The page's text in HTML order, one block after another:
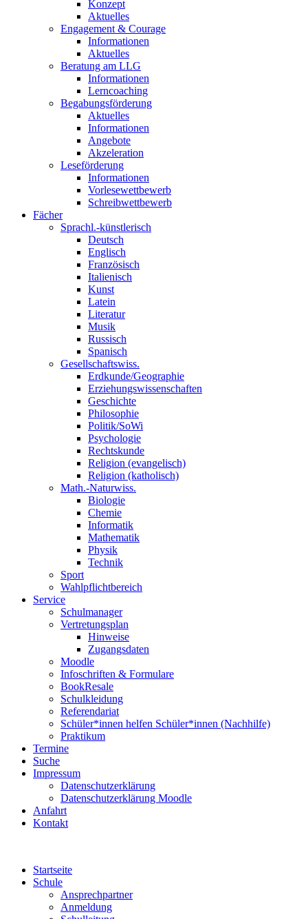
Konzept
Aktuelles
Engagement & Courage
Informationen
Aktuelles
Beratung am LLG
Informationen
Lerncoaching
Begabungsförderung
Aktuelles
Informationen
Angebote
Akzeleration
Leseförderung
Informationen
Vorlesewettbewerb
Schreibwettbewerb
Fächer
Sprachl.-künstlerisch
Deutsch
Englisch
Französisch
Italienisch
Kunst
Latein
Literatur
Musik
Russisch
Spanisch
Gesellschaftswiss.
Erdkunde/Geographie
Erziehungswissenschaften
Geschichte
Philosophie
Politik/SoWi
Psychologie
Rechtskunde
Religion (evangelisch)
Religion (katholisch)
Math.-Naturwiss.
Biologie
Chemie
Informatik
Mathematik
Physik
Technik
Sport
Wahlpflichtbereich
Service
Schulmanager
Vertretungsplan
Hinweise
Zugangsdaten
Moodle
Infoschriften & Formulare
BookResale
Schulkleidung
Referendariat
Schüler*innen helfen Schüler*innen (Nachhilfe)
Praktikum
Termine
Suche
Impressum
Datenschutzerklärung
Datenschutzerklärung Moodle
Anfahrt
Kontakt
Startseite
Schule
Ansprechpartner
Anmeldung